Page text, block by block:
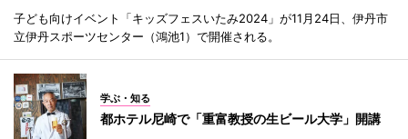
子ども向けイベント「キッズフェスいたみ2024」が11月24日、伊丹市
立伊丹スポーツセンター（鴻池1）で開催される。
学ぶ・知る
都ホテル尼崎で「重富教授の生ビール大学」開講